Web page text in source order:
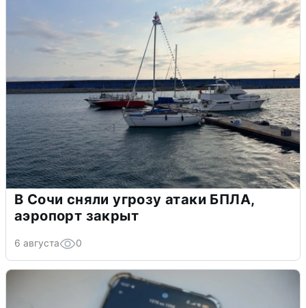
В Сочи сняли угрозу атаки БПЛА,
аэропорт закрыт
6 августа 0